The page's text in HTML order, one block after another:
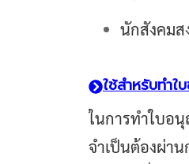
นักสังคมส
ใช้สำหรับทำใ
ในการทำใบอ
จำเป็นต้องผ่า